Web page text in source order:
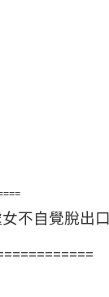
女不自覺脫出